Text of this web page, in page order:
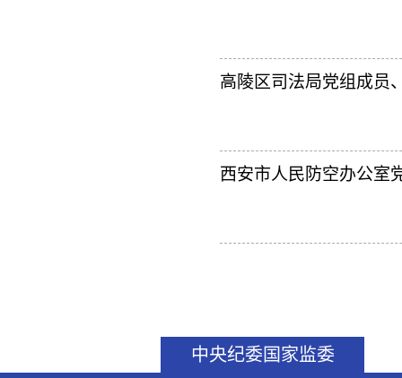
高陵区司法局党组成员
西安市人民防空办公室
中央纪委国家监委